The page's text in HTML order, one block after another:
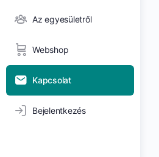
Az egyesületről
Webshop
Kapcsolat
Bejelentkezés